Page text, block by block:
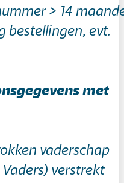
> 14
bestellingen, evt.
met
vaderschap
verstrekt